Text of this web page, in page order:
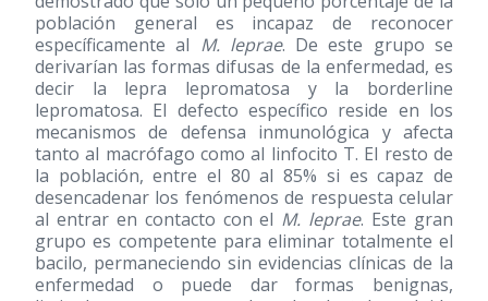
población general es incapaz de reconocer
específicamente al M. leprae. De este grupo se
derivarían las formas difusas de la enfermedad, es
decir la lepra lepromatosa y la borderline
lepromatosa. El defecto específico reside en los
mecanismos de defensa inmunológica y afecta
tanto al macrófago como al linfocito T. El resto de
la población, entre el 80 al 85% si es capaz de
desencadenar los fenómenos de respuesta celular
al entrar en contacto con el M. leprae. Este gran
grupo es competente para eliminar totalmente el
bacilo, permaneciendo sin evidencias clínicas de la
enfermedad o puede dar formas benignas,